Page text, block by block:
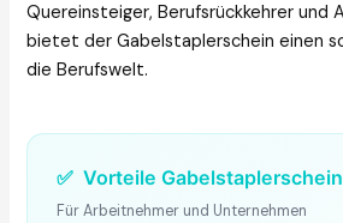
Quereinsteiger, Berufsrückkehrer und
bietet der Gabelstaplerschein einen
die Berufswelt.
✅ Vorteile Gabelstaplerschein
Für Arbeitnehmer und Unternehmen